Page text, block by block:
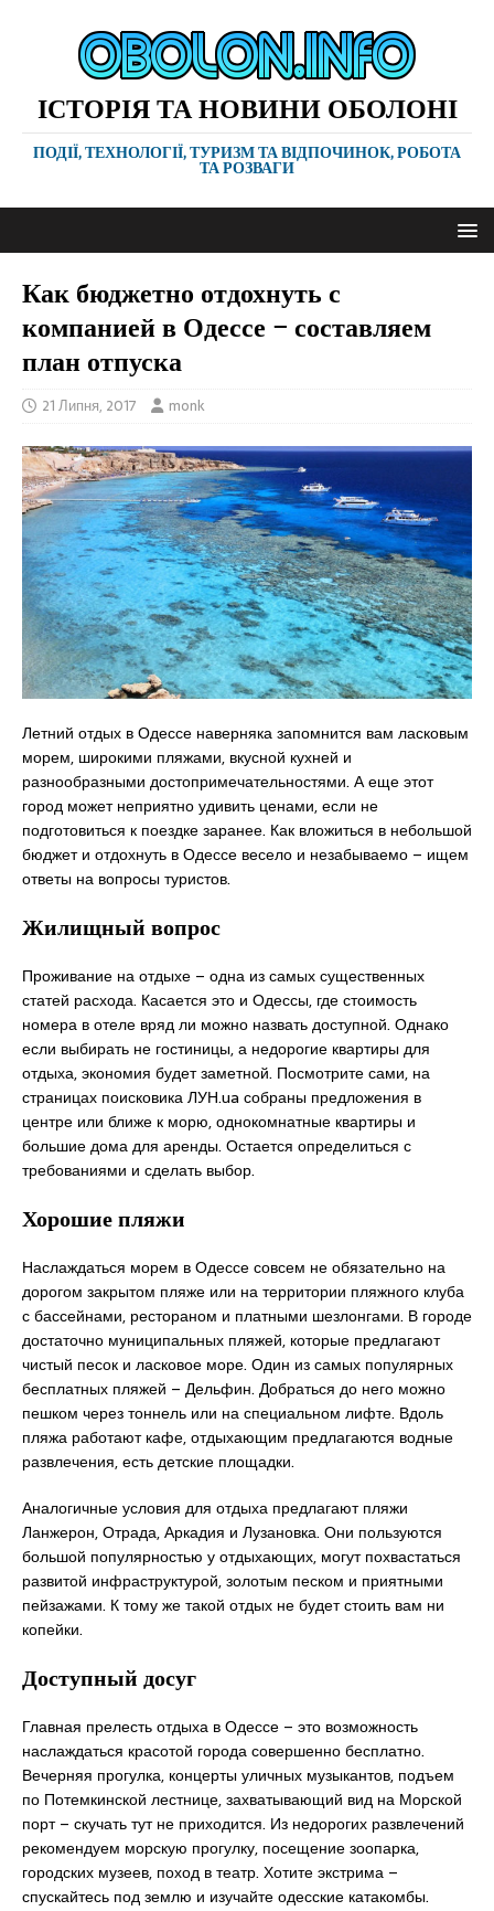
ІСТОРІЯ ТА НОВИНИ ОБОЛОНІ
ПОДІЇ, ТЕХНОЛОГІЇ, ТУРИЗМ ТА ВІДПОЧИНОК, РОБОТА
ТА РОЗВАГИ
Как бюджетно отдохнуть с
компанией в Одессе – составляем
план отпуска
21 Липня, 2017 monk
Летний отдых в Одессе наверняка запомнится вам ласковым
морем, широкими пляжами, вкусной кухней и
разнообразными достопримечательностями. А еще этот
город может неприятно удивить ценами, если не
подготовиться к поездке заранее. Как вложиться в небольшой
бюджет и отдохнуть в Одессе весело и незабываемо – ищем
ответы на вопросы туристов.
Жилищный вопрос
Проживание на отдыхе – одна из самых существенных
статей расхода. Касается это и Одессы, где стоимость
номера в отеле вряд ли можно назвать доступной. Однако
если выбирать не гостиницы, а недорогие квартиры для
отдыха, экономия будет заметной. Посмотрите сами, на
страницах поисковика ЛУН.ua собраны предложения в
центре или ближе к морю, однокомнатные квартиры и
большие дома для аренды. Остается определиться с
требованиями и сделать выбор.
Хорошие пляжи
Наслаждаться морем в Одессе совсем не обязательно на
дорогом закрытом пляже или на территории пляжного клуба
с бассейнами, рестораном и платными шезлонгами. В городе
достаточно муниципальных пляжей, которые предлагают
чистый песок и ласковое море. Один из самых популярных
бесплатных пляжей – Дельфин. Добраться до него можно
пешком через тоннель или на специальном лифте. Вдоль
пляжа работают кафе, отдыхающим предлагаются водные
развлечения, есть детские площадки.
Аналогичные условия для отдыха предлагают пляжи
Ланжерон, Отрада, Аркадия и Лузановка. Они пользуются
большой популярностью у отдыхающих, могут похвастаться
развитой инфраструктурой, золотым песком и приятными
пейзажами. К тому же такой отдых не будет стоить вам ни
копейки.
Доступный досуг
Главная прелесть отдыха в Одессе – это возможность
наслаждаться красотой города совершенно бесплатно.
Вечерняя прогулка, концерты уличных музыкантов, подъем
по Потемкинской лестнице, захватывающий вид на Морской
порт – скучать тут не приходится. Из недорогих развлечений
рекомендуем морскую прогулку, посещение зоопарка,
городских музеев, поход в театр. Хотите экстрима –
спускайтесь под землю и изучайте одесские катакомбы.